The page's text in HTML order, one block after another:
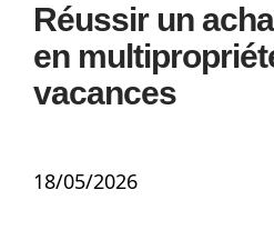
Réussir un
en
vacances
18/05/2026